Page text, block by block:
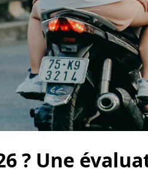
? Une